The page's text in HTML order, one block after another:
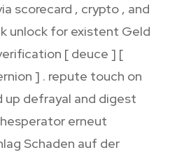
scorecard , crypto , and
unlock for existent Geld
[ deuce ] [
] . repute touch on
up defrayal and digest
erneut
Schaden auf der